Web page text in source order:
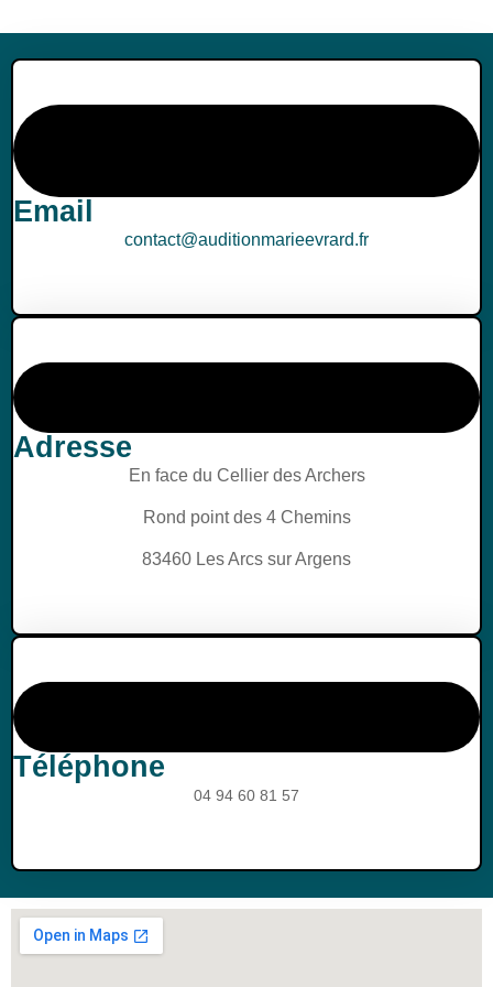
Email
contact@auditionmarieevrard.fr
Adresse
En face du Cellier des Archers
Rond point des 4 Chemins
83460 Les Arcs sur Argens
Téléphone
04 94 60 81 57